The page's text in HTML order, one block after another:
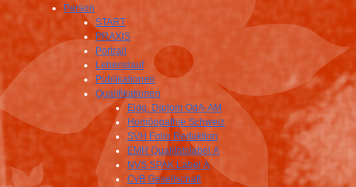
Person
START
PRAXIS
Portrait
Lebenslauf
Publikationen
Qualifikationen
Eidg. Diplom OdA-AM
Homöopathie Schweiz
SVH Folio Redaktion
EMR Qualitätslabel A
NVS SPAK Label A
CvB Gesellschaft